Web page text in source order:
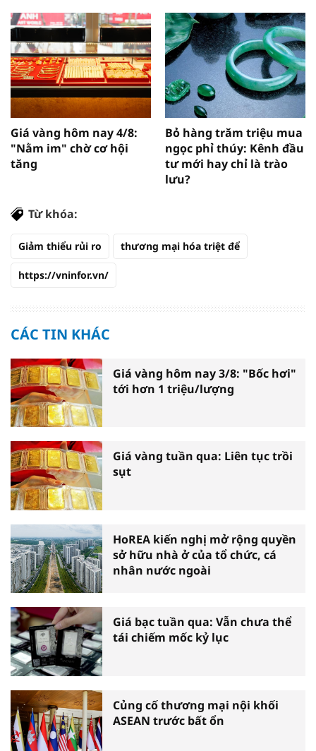
Giá vàng hôm nay 4/8:
"Nằm im" chờ cơ hội
tăng
Bỏ hàng trăm triệu mua
ngọc phỉ thúy: Kênh đầu
tư mới hay chỉ là trào
lưu?
Từ khóa:
Giảm thiểu rủi ro thương mại hóa triệt để
https://vninfor.vn/
CÁC TIN KHÁC
Giá vàng hôm nay 3/8: "Bốc hơi"
tới hơn 1 triệu/lượng
Giá vàng tuần qua: Liên tục trồi
sụt
HoREA kiến nghị mở rộng quyền
sở hữu nhà ở của tổ chức, cá
nhân nước ngoài
Giá bạc tuần qua: Vẫn chưa thể
tái chiếm mốc kỷ lục
Củng cố thương mại nội khối
ASEAN trước bất ổn